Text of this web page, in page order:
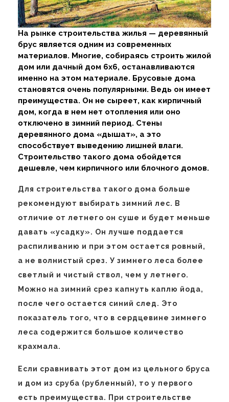
На рынке строительства жилья — деревянный
брус является одним из современных
материалов. Многие, собираясь строить жилой
дом или дачный дом 6х6, останавливаются
именно на этом материале. Брусовые дома
становятся очень популярными. Ведь он имеет
преимущества. Он не сыреет, как кирпичный
дом, когда в нем нет отопления или оно
отключено в зимний период. Стены
деревянного дома «дышат», а это
способствует выведению лишней влаги.
Строительство такого дома обойдется
дешевле, чем кирпичного или блочного домов.
Для строительства такого дома больше
рекомендуют выбирать зимний лес. В
отличие от летнего он суше и будет меньше
давать «усадку». Он лучше поддается
распиливанию и при этом остается ровный,
а не волнистый срез. У зимнего леса более
светлый и чистый ствол, чем у летнего.
Можно на зимний срез капнуть каплю йода,
после чего остается синий след. Это
показатель того, что в сердцевине зимнего
леса содержится большое количество
крахмала.
Если сравнивать этот дом из цельного бруса
и дом из сруба (рубленный), то у первого
есть преимущества. При строительстве